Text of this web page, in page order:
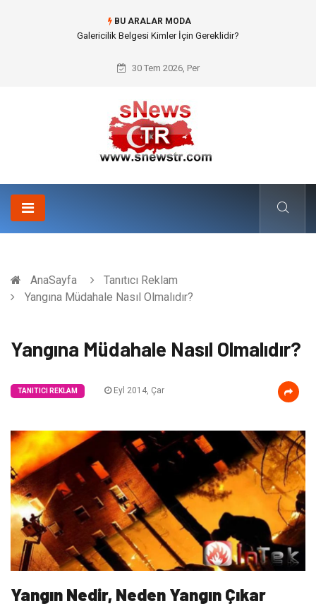
BU ARALAR MODA
Doküman Yönetimi ile Kurumsal Hafızanın Dijitalleşmesi
30 Tem 2026, Per
AnaSayfa
Tanıtıcı Reklam
Yangına Müdahale Nasıl Olmalıdır?
Yangına Müdahale Nasıl Olmalıdır?
TANITICI REKLAM Eyl 2014, Çar
Yangın Nedir, Neden Yangın Çıkar